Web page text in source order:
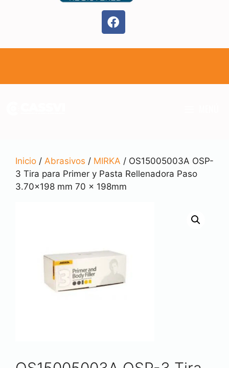
Inicio / Abrasivos / MIRKA / OS15005003A OSP-
3 Tira para Primer y Pasta Rellenadora Paso
3.70×198 mm 70 x 198mm